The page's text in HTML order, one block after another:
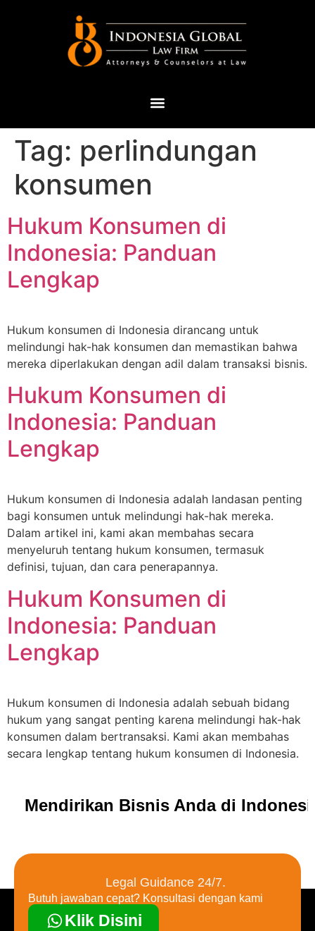
Tag: perlindungan
konsumen
Hukum Konsumen di
Indonesia: Panduan
Lengkap
Hukum konsumen di Indonesia dirancang untuk
melindungi hak-hak konsumen dan memastikan bahwa
mereka diperlakukan dengan adil dalam transaksi bisnis.
Hukum Konsumen di
Indonesia: Panduan
Lengkap
Hukum konsumen di Indonesia adalah landasan penting
bagi konsumen untuk melindungi hak-hak mereka.
Dalam artikel ini, kami akan membahas secara
menyeluruh tentang hukum konsumen, termasuk
definisi, tujuan, dan cara penerapannya.
Hukum Konsumen di
Indonesia: Panduan
Lengkap
Hukum konsumen di Indonesia adalah sebuah bidang
hukum yang sangat penting karena melindungi hak-hak
konsumen dalam bertransaksi. Kami akan membahas
secara lengkap tentang hukum konsumen di Indonesia.
Mendirikan Bisnis Anda di
Legal Guidance 24/7.
Butuh jawaban cepat? Konsultasi dengan kami
Klik Disini